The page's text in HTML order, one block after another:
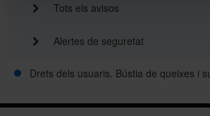
Tots els avisos
Alertes de seguretat
Drets dels usuaris. Bústia de queixes i